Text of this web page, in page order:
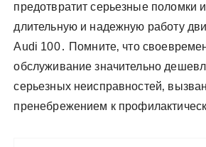
предотвратит серьезные поломки
длительную и надежную работу
Audi 100․ Помните‚ что
обслуживание значительно
серьезных неисправностей‚
пренебрежением к